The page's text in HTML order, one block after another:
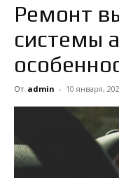
Ремонт
системы
От admin - 10 января,